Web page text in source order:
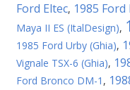
Ford Eltec, 1985
Maya II ES (ItalDesign),
1985 Ford Urby (Ghia),
Vignale TSX-6 (Ghia),
Ford Bronco DM-1 ,